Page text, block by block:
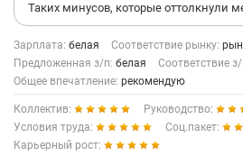
Таких минусов, которые оттолкнули
Зарплата: белая Соответствие рынку:
Предложенная з/п: белая Соответствие
Общее впечатление: рекомендую
Коллектив:
Руководство:
Условия труда:
Соц.пакет:
Карьерный рост: